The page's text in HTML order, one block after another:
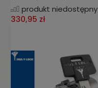
produkt niedostępny
330,95 zł